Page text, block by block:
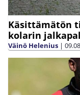
Käsittämätön
kolarin
Väinö Helenius |